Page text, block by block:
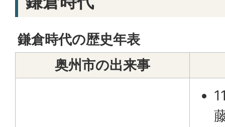
鎌倉時代の歴史年表
奥州市の出来事